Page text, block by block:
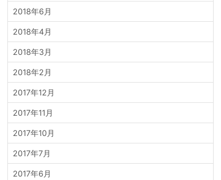
2018年6月
2018年4月
2018年3月
2018年2月
2017年12月
2017年11月
2017年10月
2017年7月
2017年6月